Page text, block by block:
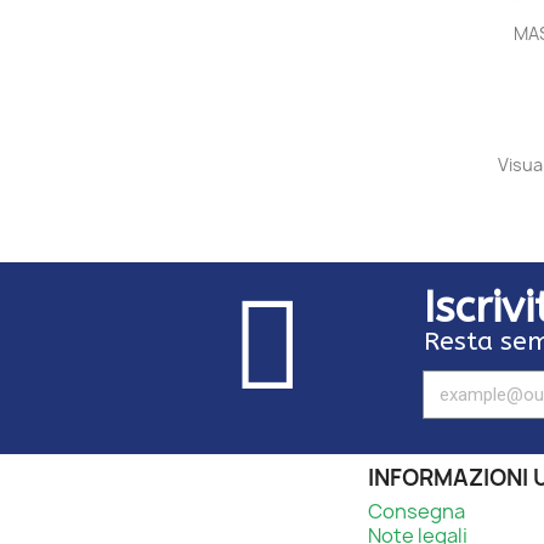
Resta
INFORMAZIONI
Consegna
Note legali